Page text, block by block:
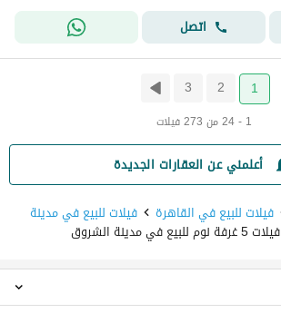
اتصل
1
2
3
1 - 24 من 273 فيلات
أعلمني عن العقارات الجديدة
فيلات للبيع في القاهرة فيلات للبيع في مدينة
فيلات 5 غرفة نوم للبيع في مدينة الشروق